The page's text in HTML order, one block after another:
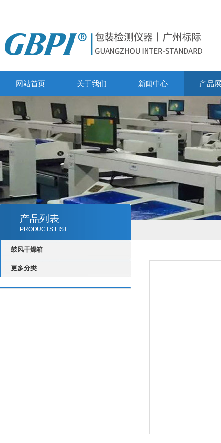
网站首页 关于我们 新闻中心 产品
产品列表
PRODUCTS LIST
鼓风干燥箱
更多分类